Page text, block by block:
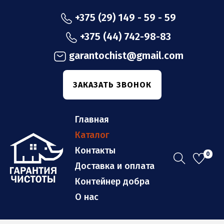
+375 (29) 149 - 59 - 59
+375 (44) 742-98-83
garantochist@gmail.com
ЗАКАЗАТЬ ЗВОНОК
П
е
й
П
е
й
Главная
Каталог
Контакты
Доставка и оплата
Контейнер добра
О нас
0